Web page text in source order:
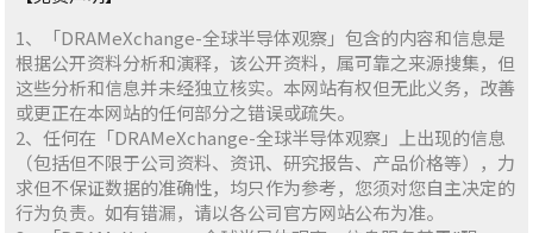
1、「DRAMeXchange-全球半导体观察」包含的内容和信息是
根据公开资料分析和演释，该公开资料，属可靠之来源搜集，但
这些分析和信息并未经独立核实。本网站有权但无此义务，改善
或更正在本网站的任何部分之错误或疏失。
2、任何在「DRAMeXchange-全球半导体观察」上出现的信息
（包括但不限于公司资料、资讯、研究报告、产品价格等），力
求但不保证数据的准确性，均只作为参考，您须对您自主决定的
行为负责。如有错漏，请以各公司官方网站公布为准。